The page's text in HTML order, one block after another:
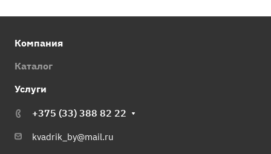
Компания
Каталог
Услуги
+375 (33) 388 82 22
kvadrik_by@mail.ru